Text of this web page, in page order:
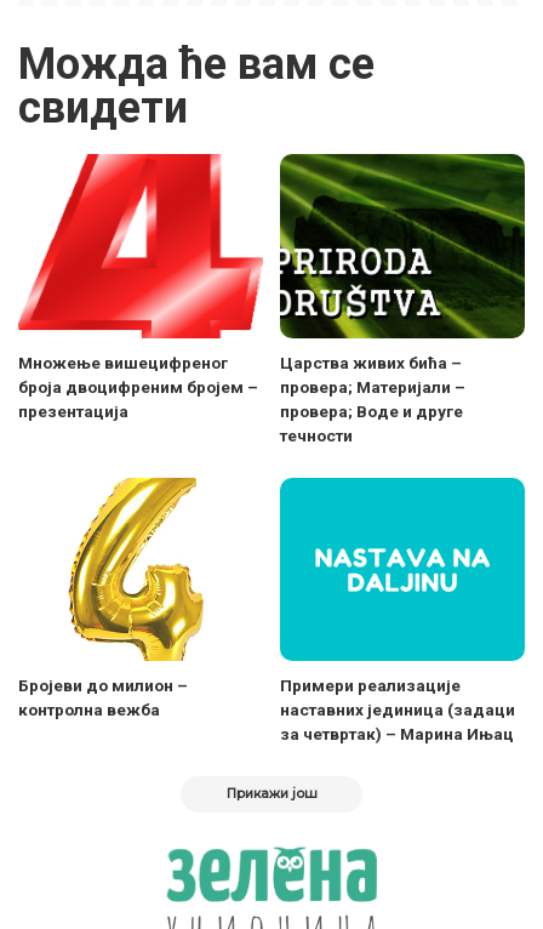
Можда ће вам се
свидети
Множење вишецифреног
броја двоцифреним бројем –
презентација
Царства живих бића –
провера; Материјали –
провера; Воде и друге
течности
Бројеви до милион –
контролна вежба
Примери реализације
наставних јединица (задаци
за четвртак) – Марина Ињац
Прикажи још